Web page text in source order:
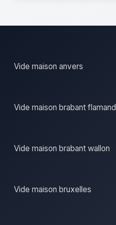
Vide maison anvers
Vide maison brabant flamand
Vide maison brabant wallon
Vide maison bruxelles